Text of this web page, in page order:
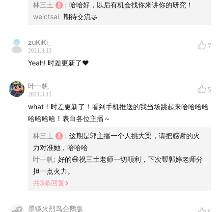
內部的多樣性，邊界的開放性
28:40 華語語系研究的前傳、發展和挑戰
酷兒研究與華語語系，突破單板和二元的論述
46:00 全球版圖上不被看到的邊緣社群和它們的歷史
「同志」概念在華語語系時空的發展
進一步反思二元思維與現代性
同一個概念在不同運用中的不同意義，滿洲變動的
林三土 : 哈哈好，以后有机会找你来讲你的研究！
weictsai: 期待交流🤝
zuKiKi_
2021.3.13
7
Yeah! 时差更新了❤️
叶一帆
2021.3.13
5
what！时差更新了！看到手机推送的我当场跳起来哈哈哈哈
哈哈哈哈！表白各位主播～
林三土 : 这期是郭主播一个人挑大梁，请把感谢的火
力对准她，哈哈哈
叶一帆: 好的😄祝三土老师一切顺利，下次帮郭婷老师分
担一点火力。
共3条回复
墨镜火烈鸟企鹅版